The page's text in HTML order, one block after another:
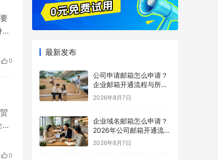
0
0
最新发布
公司申请邮箱怎么申请？
企业邮箱开通流程与所需
材料说明
2026年8月7日
企业域名邮箱怎么申请？
2026年公司邮箱开通流程
详解
2026年8月7日